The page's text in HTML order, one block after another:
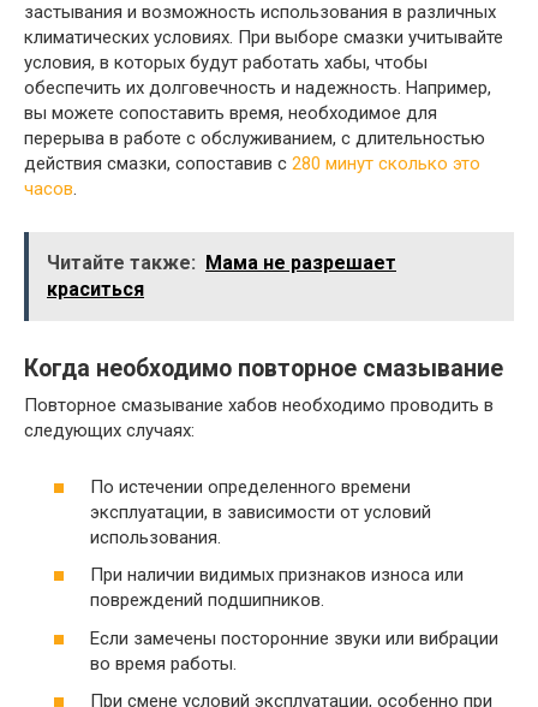
застывания и возможность использования в различных
климатических условиях. При выборе смазки учитывайте
условия, в которых будут работать хабы, чтобы
обеспечить их долговечность и надежность. Например,
вы можете сопоставить время, необходимое для
перерыва в работе с обслуживанием, с длительностью
действия смазки, сопоставив с 280 минут сколько это
часов.
Читайте также: Мама не разрешает
краситься
Когда необходимо повторное смазывание
Повторное смазывание хабов необходимо проводить в
следующих случаях:
По истечении определенного времени
эксплуатации, в зависимости от условий
использования.
При наличии видимых признаков износа или
повреждений подшипников.
Если замечены посторонние звуки или вибрации
во время работы.
При смене условий эксплуатации, особенно при